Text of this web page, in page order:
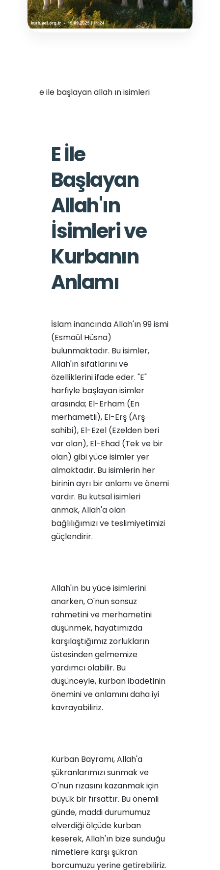
e ile başlayan allah ın isimleri
E İle
Başlayan
Allah'ın
İsimleri ve
Kurbanın
Anlamı
İslam inancında Allah'ın 99 ismi
(Esmaül Hüsna)
bulunmaktadır. Bu isimler,
Allah'ın sıfatlarını ve
özelliklerini ifade eder. "E"
harfiyle başlayan isimler
arasında; El-Erham (En
merhametli), El-Erş (Arş
sahibi), El-Ezel (Ezelden beri
var olan), El-Ehad (Tek ve bir
olan) gibi yüce isimler yer
almaktadır. Bu isimlerin her
birinin ayrı bir anlamı ve önemi
vardır. Bu kutsal isimleri
anmak, Allah'a olan
bağlılığımızı ve teslimiyetimizi
güçlendirir.
Allah'ın bu yüce isimlerini
anarken, O'nun sonsuz
rahmetini ve merhametini
düşünmek, hayatımızda
karşılaştığımız zorlukların
üstesinden gelmemize
yardımcı olabilir. Bu
düşünceyle, kurban ibadetinin
önemini ve anlamını daha iyi
kavrayabiliriz.
Kurban Bayramı, Allah'a
şükranlarımızı sunmak ve
O'nun rızasını kazanmak için
büyük bir fırsattır. Bu önemli
günde, maddi durumumuz
elverdiği ölçüde kurban
keserek, Allah'ın bize sunduğu
nimetlere karşı şükran
borcumuzu yerine getirebiliriz.